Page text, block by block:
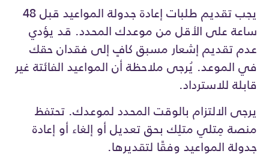
يجب تقديم طلبات إعادة جدولة المواعيد قبل 48
ساعة على الأقل من موعدك المحدد. قد يؤدي
عدم تقديم إشعار مسبق كافٍ إلى فقدان حقك
في الموعد. يُرجى ملاحظة أن المواعيد الفائتة غير
قابلة للاسترداد.
يرجى الالتزام بالوقت المحدد لموعدك. تحتفظ
منصة مِتلي متلِك بحق تعديل أو إلغاء أو إعادة
جدولة المواعيد وفقًا لتقديرها.